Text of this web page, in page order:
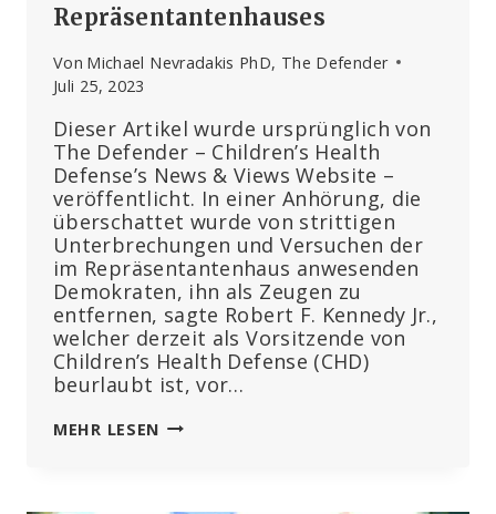
Repräsentantenhauses
Von Michael Nevradakis PhD, The Defender
Juli 25, 2023
Dieser Artikel wurde ursprünglich von
The Defender – Children’s Health
Defense’s News & Views Website –
veröffentlicht. In einer Anhörung, die
überschattet wurde von strittigen
Unterbrechungen und Versuchen der
im Repräsentantenhaus anwesenden
Demokraten, ihn als Zeugen zu
entfernen, sagte Robert F. Kennedy Jr.,
welcher derzeit als Vorsitzende von
Children’s Health Defense (CHD)
beurlaubt ist, vor…
MEHR LESEN IN